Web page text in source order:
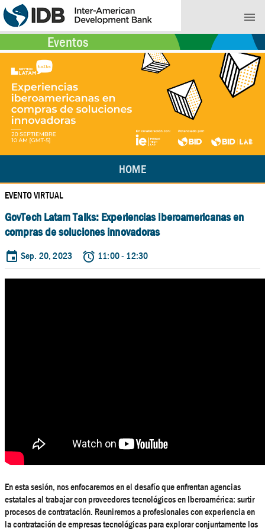
menu
Eventos
HOME
EVENTO VIRTUAL
GovTech Latam Talks: Experiencias iberoamericanas en
compras de soluciones innovadoras
event Sep. 20, 2023 alarm 11:00 - 12:30
En esta sesión, nos enfocaremos en el desafío que enfrentan agencias
estatales al trabajar con proveedores tecnológicos en Iberoamérica: surtir
procesos de contratación. Reuniremos a profesionales con experiencia en
la contratación de empresas tecnológicas para explorar conjuntamente los